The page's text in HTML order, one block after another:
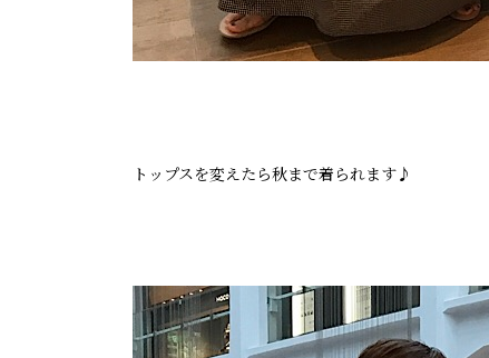
トップスを変えたら秋まで着られます♪